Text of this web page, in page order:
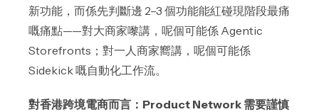
新功能，而係先判斷邊 2–3 個功能能紅碰現階段最痛
嘅痛點——對大商家嚟講，呢個可能係 Agentic
Storefronts；對一人商家嚮講，呢個可能係
Sidekick 嘅自動化工作流。
對香港跨境電商而言：Product Network 需要謹慎